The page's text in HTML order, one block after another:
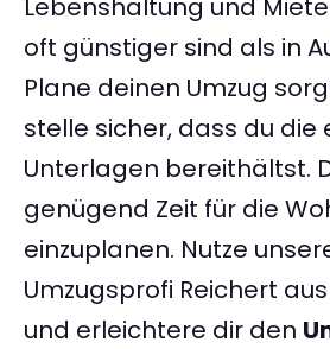
Lebenshaltung und
oft günstiger sind als in
Plane deinen Umzug
stelle sicher, dass du
Unterlagen bereithältst.
genügend Zeit für die
einzuplanen. Nutze
Umzugsprofi Reichert
und erleichtere dir den